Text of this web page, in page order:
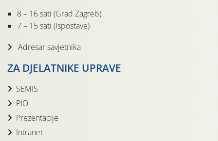
8 – 16 sati (Grad Zagreb)
7 – 15 sati (Ispostave)
Adresar savjetnika
ZA DJELATNIKE UPRAVE
SEMIS
PIO
Prezentacije
Intranet